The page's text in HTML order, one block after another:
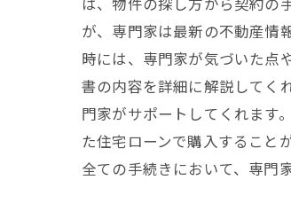
が、専門家は最新の不動産情
時には、専門家が気づいた点
書の内容を詳細に解説してく
門家がサポートしてくれます
た住宅ローンで購入すること
全ての手続きにおいて、専門